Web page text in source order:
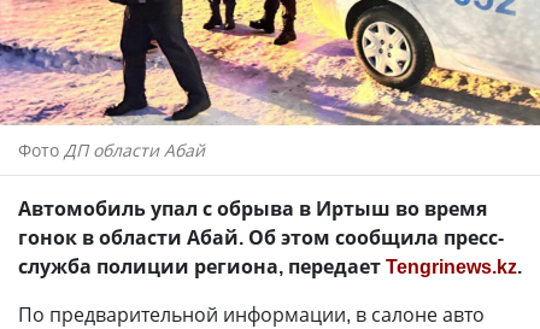
Фото ДП области Абай
Автомобиль упал с обрыва в Иртыш во время
гонок в области Абай. Об этом сообщила пресс-
служба полиции региона, передаетTengrinews.kz.
По предварительной информации, в салоне авто